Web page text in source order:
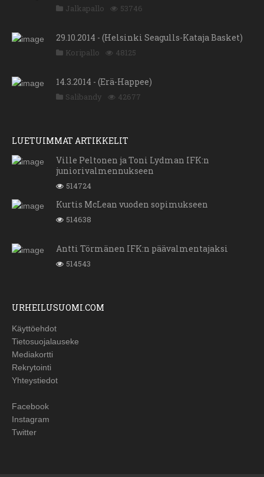
Jalkapallo 53746
29.10.2014 - (Helsinki Seagulls-Kataja Basket)
Koripallo 48125
14.3.2014 - (Erä-Happee)
Salibandy 42677
LUETUIMMAT ARTIKKELIT
Ville Peltonen ja Toni Lydman IFK:n
juniorivalmennukseen
514724
Kurtis McLean vuoden sopimukseen
514638
Antti Törmänen IFK:n päävalmentajaksi
514543
URHEILUSUOMI.COM
Käyttöehdot
Tietosuojalauseke
Mediakortti
Rekrytointi
Yhteystiedot
Facebook
Instagram
Twitter